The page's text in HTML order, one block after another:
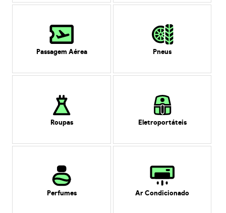
Passagem Aérea Pneus
Roupas Eletroportáteis
Perfumes Ar Condicionado